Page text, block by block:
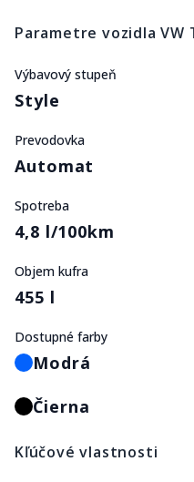
Parametre vozidlaVW
Výbavový stupeň
Style
Prevodovka
Automat
Spotreba
4,8 l/100km
Objem kufra
455 l
Dostupné farby
Modrá
Čierna
Kľúčové vlastnosti